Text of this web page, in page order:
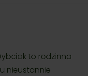
to rodzinna
nieustannie